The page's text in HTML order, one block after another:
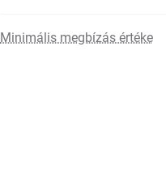
Minimális megbízás értéke